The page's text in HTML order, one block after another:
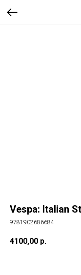
Vespa: Italian
9781902686684
4100,00 р.